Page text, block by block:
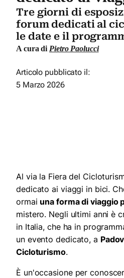
Tre giorni di
forum dedicati al
le date e il
A cura di Pietro Paolucci
Articolo pubblicato il:
5 Marzo 2026
Al via la Fiera del
dedicato ai viaggi in bici.
ormai una forma di viaggio
mistero. Negli ultimi anni è
in Italia, che ha in
un evento dedicato, a
Cicloturismo.
È un'occasione per